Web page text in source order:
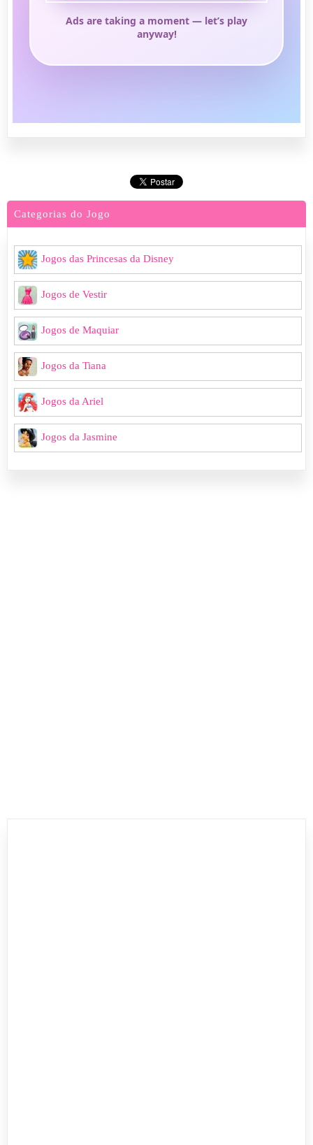
Categorias do Jogo
Jogos das Princesas da Disney
Jogos de Vestir
Jogos de Maquiar
Jogos da Tiana
Jogos da Ariel
Jogos da Jasmine